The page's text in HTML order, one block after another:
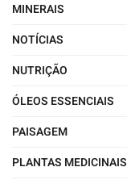
MINERAIS
NOTÍCIAS
NUTRIÇÃO
ÓLEOS ESSENCIAIS
PAISAGEM
PLANTAS MEDICINAIS